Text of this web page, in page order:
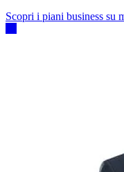
Scopri i piani business su